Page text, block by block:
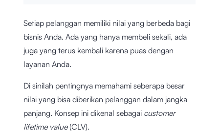
Setiap pelanggan memiliki nilai yang berbeda bagi
bisnis Anda. Ada yang hanya membeli sekali, ada
juga yang terus kembali karena puas dengan
layanan Anda.
Di sinilah pentingnya memahami seberapa besar
nilai yang bisa diberikan pelanggan dalam jangka
panjang. Konsep ini dikenal sebagai customer
lifetime value(CLV).